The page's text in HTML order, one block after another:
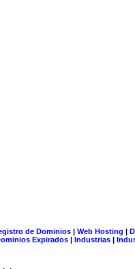
de Dominios| Web Hosting |
Expirados | Industrias |